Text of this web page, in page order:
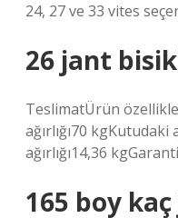
24, 27 ve 33 vites
26 jant
TeslimatÜrün
ağırlığı70 kgKutudaki
ağırlığı14,36
165 boy